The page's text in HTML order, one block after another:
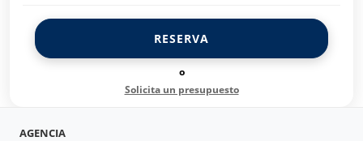
RESERVA
o
Solicita un presupuesto
AGENCIA